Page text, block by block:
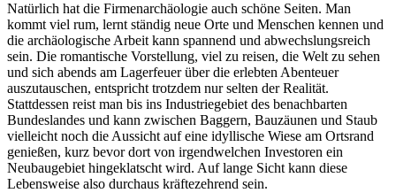
Natürlich hat die Firmenarchäologie auch schöne Seiten. Man
kommt viel rum, lernt ständig neue Orte und Menschen kennen und
die archäologische Arbeit kann spannend und abwechslungsreich
sein. Die romantische Vorstellung, viel zu reisen, die Welt zu sehen
und sich abends am Lagerfeuer über die erlebten Abenteuer
auszutauschen, entspricht trotzdem nur selten der Realität.
Stattdessen reist man bis ins Industriegebiet des benachbarten
Bundeslandes und kann zwischen Baggern, Bauzäunen und Staub
vielleicht noch die Aussicht auf eine idyllische Wiese am Ortsrand
genießen, kurz bevor dort von irgendwelchen Investoren ein
Neubaugebiet hingeklatscht wird. Auf lange Sicht kann diese
Lebensweise also durchaus kräftezehrend sein.